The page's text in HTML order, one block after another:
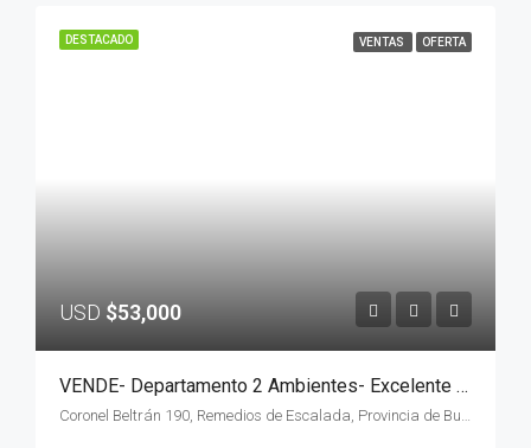
DESTACADO VENTAS OFERTA
USD $53,000
VENDE- Departamento 2 Ambientes- Excelente Ubicación
Coronel Beltrán 190, Remedios de Escalada, Provincia de Buenos Aires, Argentina